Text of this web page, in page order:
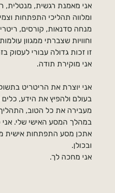
אני מאמנת רגשית, מנטלית,
ומלווה תהליכי התפתחות
מנחה סדנאות, קורסים,
וחוויות שצברתי ממגוון
זו זכות גדולה עבורי לעסוק
אני מוקירת תודה.
אני יוצרת את הריטריט
בעולם ולהפיץ את הידע,
מעבירה את כל הטוב,
במהלך המסע האישי שלי. אני
אתכן מסע התפתחות אישית
ובכולן.
אני מחכה לך.